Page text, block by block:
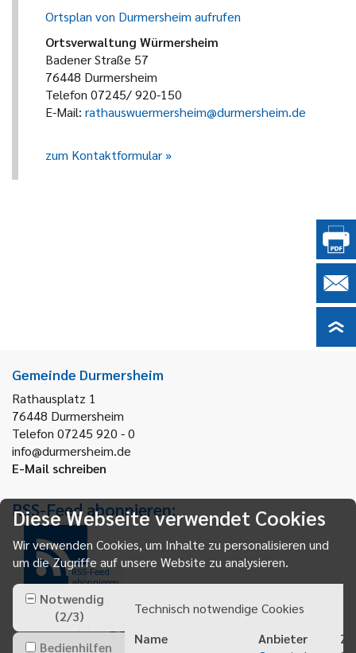
Ortsplan von Durmersheim aufrufen
Ortsverwaltung Würmersheim
Badener Straße 57
76448 Durmersheim
Telefon 07245/ 920-150
E-Mail: rathauswuermersheim@durmersheim.de
zum Kontaktformular
Gemeinde Durmersheim
Rathausplatz 1
76448 Durmersheim
Telefon 07245 920 - 0
info@durmersheim.de
E-Mail schreiben
RSS-Feed abonnieren:
RSS-Feed
abonnieren
Diese Webseite verwendet Cookies
Wir verwenden Cookies, um Inhalte zu personalisieren und
um die Zugriffe auf unsere Website zu analysieren.
Notwendig
(2/3)
Bedienhilfen
Technisch notwendige Cookies
Name
Anbieter